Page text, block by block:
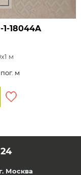
18044A
м
м
Москва